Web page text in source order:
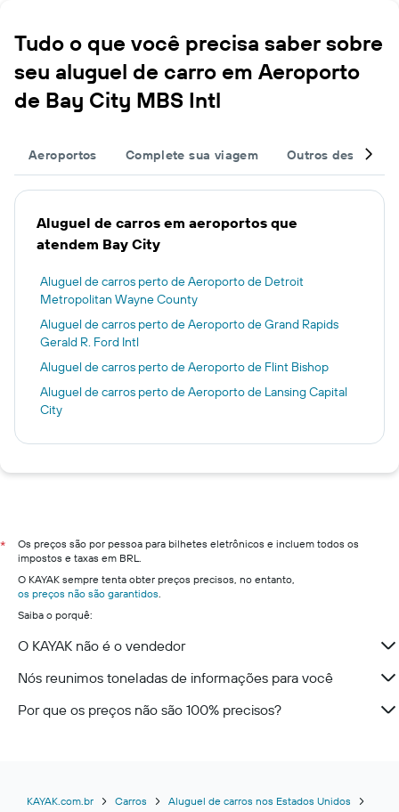
Tudo o que você precisa saber sobre
seu aluguel de carro em Aeroporto
de Bay City MBS Intl
Aeroportos Complete sua viagem Outros destinos
Aluguel de carros em aeroportos que
atendem Bay City
Aluguel de carros perto de Aeroporto de Detroit
Metropolitan Wayne County
Aluguel de carros perto de Aeroporto de Grand Rapids
Gerald R. Ford Intl
Aluguel de carros perto de Aeroporto de Flint Bishop
Aluguel de carros perto de Aeroporto de Lansing Capital
City
*
Os preços são por pessoa para bilhetes eletrônicos e incluem todos os
impostos e taxas em BRL.
O KAYAK sempre tenta obter preços precisos, no entanto,
os preços não são garantidos
Saiba o porquê:
O KAYAK não é o vendedor
Nós reunimos toneladas de informações para você
Por que os preços não são 100% precisos?
KAYAK.com.br Carros
Aluguel de carros nos Estados Unidos